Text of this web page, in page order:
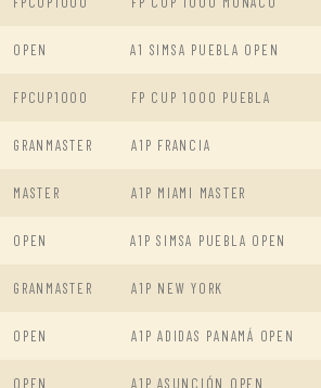
OPEN A1 SIMSA PUEBLA OPEN
FPCUP1000 FP CUP 1000 PUEBLA
GRANMASTER A1P FRANCIA
MASTER A1P MIAMI MASTER
OPEN A1P SIMSA PUEBLA OPEN
GRANMASTER A1P NEW YORK
OPEN A1P ADIDAS PANAMÁ OPEN
OPEN A1P ASUNCIÓN OPEN